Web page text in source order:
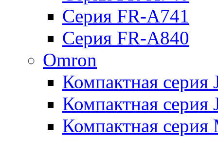
Серия FR-А741
Серия FR-А840
Omron
Компактная серия
Компактная серия
Компактная серия